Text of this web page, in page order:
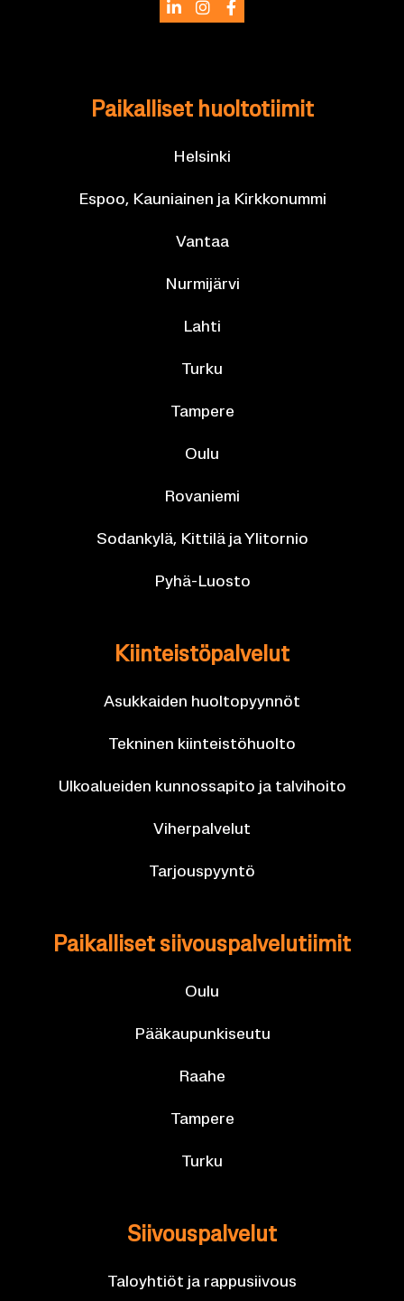
Pai­kal­li­set huol­to­tii­mit
Hel­sin­ki
Espoo, Kau­niai­nen ja Kirk­ko­num­mi
Van­taa
Nur­mi­jär­vi
Lahti
Turku
Tam­pe­re
Oulu
Ro­va­nie­mi
So­dan­ky­lä, Kit­ti­lä ja Yli­tor­nio
Pyhä-​Luosto
Kiin­teis­tö­pal­ve­lut
Asuk­kai­den huol­to­pyyn­nöt
Tek­ni­nen kiin­teis­tö­huol­to
Ul­koa­luei­den kun­nos­sa­pi­to ja tal­vi­hoi­to
Vi­her­pal­ve­lut
Tar­jous­pyyn­tö
Pai­kal­li­set sii­vous­pal­ve­lu­tii­mit
Oulu
Pää­kau­pun­ki­seu­tu
Raahe
Tam­pe­re
Turku
Sii­vous­pal­ve­lut
Ta­lo­yh­tiöt ja rap­pusii­vous